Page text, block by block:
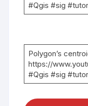
#Qgis #sig
Polygon’s
https://
#Qgis #sig